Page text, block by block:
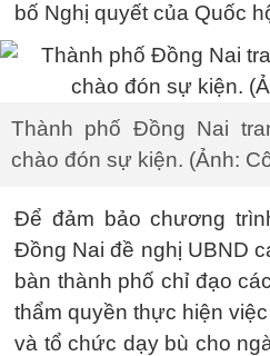
bố Nghị quyết của Quốc
Thành phố Đồng Nai
chào đón sự kiện. (Ảnh:
Để đảm bảo chương
Đồng Nai đề nghị UBND
bàn thành phố chỉ đạo
thẩm quyền thực hiện
và tổ chức dạy bù cho